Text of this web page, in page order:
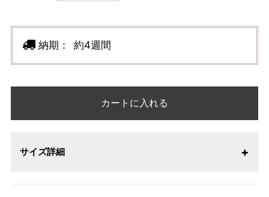
納期： 約4週間
カートに入れる
サイズ詳細